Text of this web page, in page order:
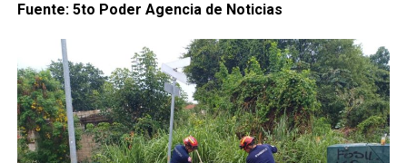
Fuente: 5to Poder Agencia de Noticias